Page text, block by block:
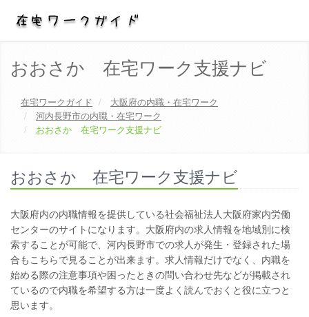
おおさか 在宅ワーク支援ナビ
在宅ワークガイド 大阪府の内職・在宅ワーク
河内長野市の内職・在宅ワーク
おおさか 在宅ワーク支援ナビ
おおさか 在宅ワーク支援ナビ
大阪府内の内職情報を提供している社会福祉法人大阪府家内労働
センターのサイトになります。大阪府内の求人情報を地域別に検
索することが可能で、河内長野市での求人が発生・登録された場
合もこちらで見ることが出来ます。求人情報だけでなく、内職を
始める際の注意事項や困ったときの問い合わせ先などが掲載され
ているので内職を希望する方は一度よく読んでおくと役に立つと
思います。